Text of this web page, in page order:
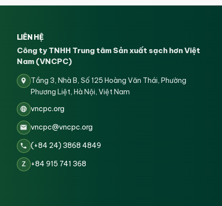
LIÊN HỆ
Công ty TNHH Trung tâm Sản xuất sạch hơn Việt
Nam (VNCPC)
Tầng 3, Nhà B, Số 125 Hoàng Văn Thái, Phường
Phương Liệt, Hà Nội, Việt Nam
vncpc.org
vncpc@vncpc.org
(+84 24) 3868 4849
Z +84 915 741 368